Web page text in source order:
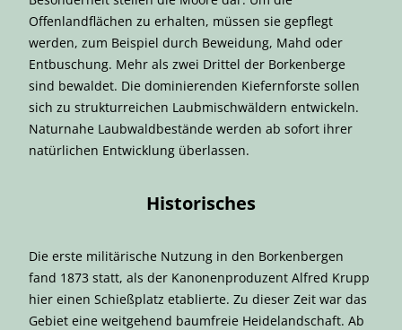
Offenlandflächen zu erhalten, müssen sie gepflegt
werden, zum Beispiel durch Beweidung, Mahd oder
Entbuschung. Mehr als zwei Drittel der Borkenberge
sind bewaldet. Die dominierenden Kiefernforste sollen
sich zu strukturreichen Laubmischwäldern entwickeln.
Naturnahe Laubwaldbestände werden ab sofort ihrer
natürlichen Entwicklung überlassen.
Historisches
Die erste militärische Nutzung in den Borkenbergen
fand 1873 statt, als der Kanonenproduzent Alfred Krupp
hier einen Schießplatz etablierte. Zu dieser Zeit war das
Gebiet eine weitgehend baumfreie Heidelandschaft. Ab